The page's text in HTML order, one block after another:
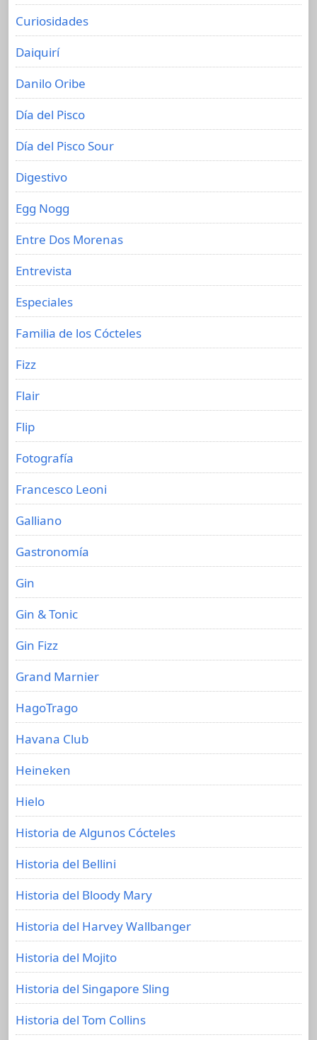
Curiosidades
Daiquirí
Danilo Oribe
Día del Pisco
Día del Pisco Sour
Digestivo
Egg Nogg
Entre Dos Morenas
Entrevista
Especiales
Familia de los Cócteles
Fizz
Flair
Flip
Fotografía
Francesco Leoni
Galliano
Gastronomía
Gin
Gin & Tonic
Gin Fizz
Grand Marnier
HagoTrago
Havana Club
Heineken
Hielo
Historia de Algunos Cócteles
Historia del Bellini
Historia del Bloody Mary
Historia del Harvey Wallbanger
Historia del Mojito
Historia del Singapore Sling
Historia del Tom Collins